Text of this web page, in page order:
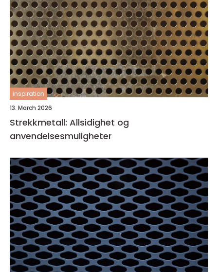
inspiration
13. March 2026
Strekkmetall: Allsidighet og
anvendelsesmuligheter